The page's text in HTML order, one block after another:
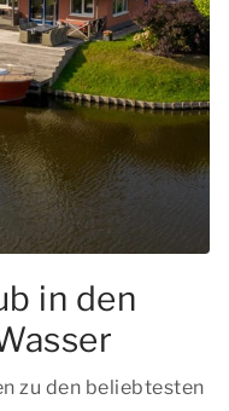
in den
zu den beliebtesten